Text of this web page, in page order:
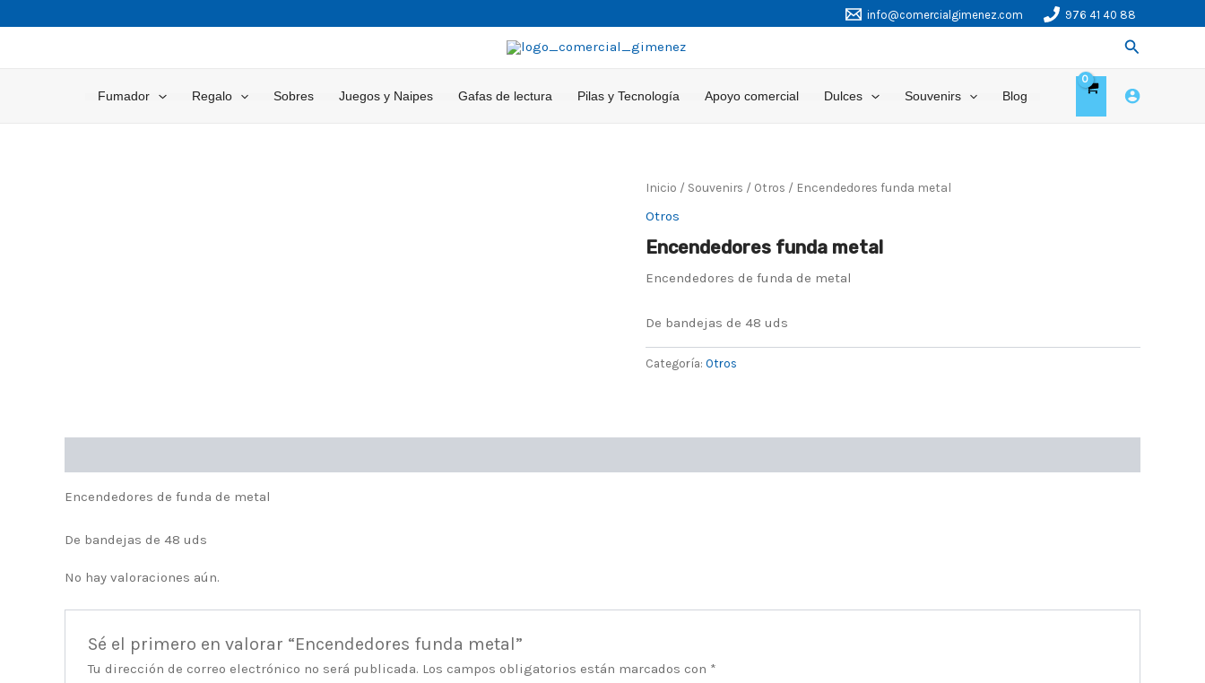
al
info@comercialgimenez.com 976 41 40 88
Buscar
Fumador Regalo Sobres Juegos y Naipes Gafas de lectura Pilas y Tecnología Apoyo comercial Dulces Souvenirs Blog
Inicio / Souvenirs / Otros / Encendedores funda metal
Otros
Encendedores funda metal
Encendedores de funda de metal
De bandejas de 48 uds
Categoría: Otros
Encendedores de funda de metal
De bandejas de 48 uds
No hay valoraciones aún.
Sé el primero en valorar “Encendedores funda metal”
Tu dirección de correo electrónico no será publicada. Los campos obligatorios están marcados con *